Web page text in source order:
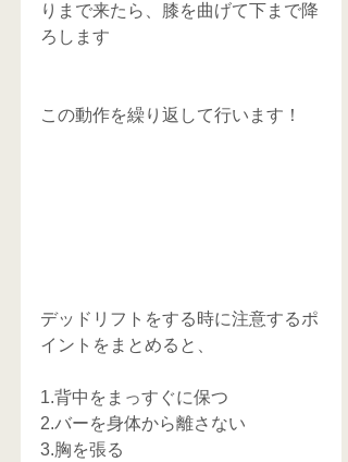
りまで来たら、膝を曲げて下まで降
ろします
この動作を繰り返して行います！
デッドリフトをする時に注意するポ
イントをまとめると、
1.背中をまっすぐに保つ
2.バーを身体から離さない
3.胸を張る